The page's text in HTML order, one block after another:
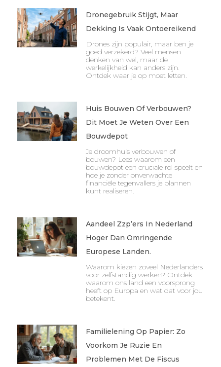
Dronegebruik Stijgt, Maar
Dekking Is Vaak Ontoereikend
Drones zijn populair, maar ben je
goed verzekerd? Veel mensen
denken van wel, maar de
werkelijkheid kan anders zijn.
Ontdek waar je op moet letten.
Huis Bouwen Of Verbouwen?
Dit Moet Je Weten Over Een
Bouwdepot
Je droomhuis verbouwen of
bouwen? Lees waarom een
bouwdepot een cruciale rol speelt en
hoe je zonder onverwachte
financiële tegenvallers je plannen
kunt realiseren.
Aandeel Zzp’ers In Nederland
Hoger Dan Omringende
Europese Landen.
Waarom kiezen zoveel Nederlanders
voor zelfstandig werken? Ontdek
waarom ons land een voorsprong
heeft op Europa en wat dat voor jou
betekent.
Familielening Op Papier: Zo
Voorkom Je Ruzie En
Problemen Met De Fiscus